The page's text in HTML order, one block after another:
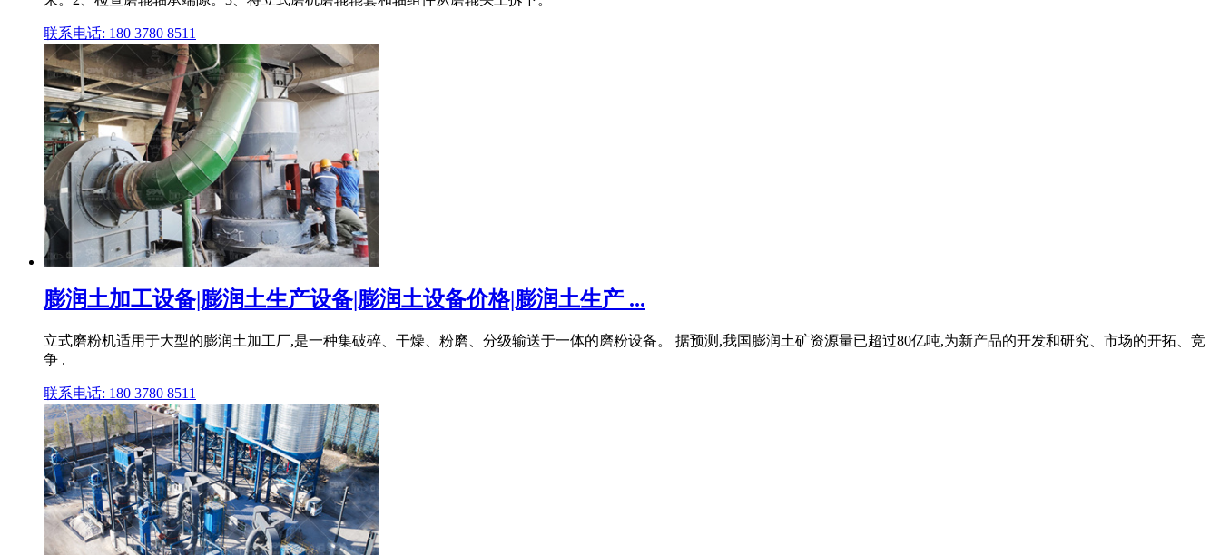
联系电话: 180 3780 8511
膨润土加工设备|膨润土生产设备|膨润土设备价格|膨润土生产 ...
立式磨粉机适用于大型的膨润土加工厂,是一种集破碎、干燥、粉磨、分级输送于一体的磨粉设备。 据预测,我国膨润土矿资源量已超过80亿吨,为新产品的开发和研究、市场的开拓、竞
争 .
联系电话: 180 3780 8511